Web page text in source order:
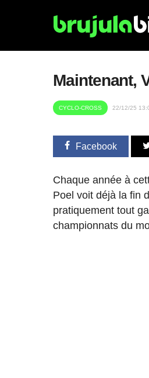
Maintenant,
CYCLO-CROSS 22/12/25
Facebook
Chaque année à
Poel voit déjà la fin
pratiquement tout
championnats du